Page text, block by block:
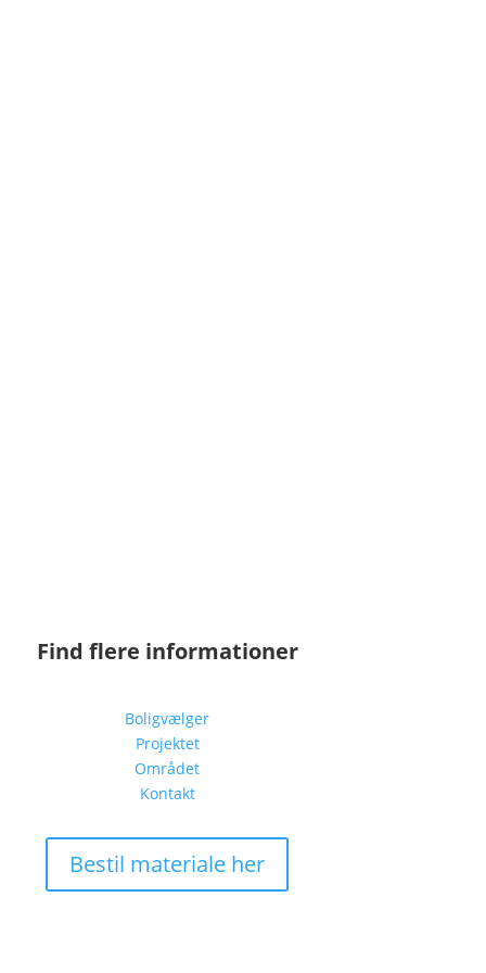
Find flere informationer
Boligvælger
Projektet
Området
Kontakt
Bestil materiale her